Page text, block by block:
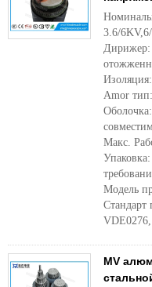
3.6/
Дирижер:
Amor
Макс.
Модель
Стандарт
MV